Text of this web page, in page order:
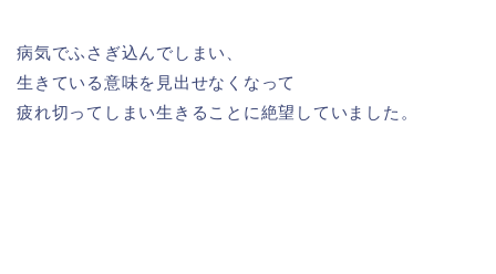
病気でふさぎ込んでしまい、
生きている意味を見出せなくなって
疲れ切ってしまい生きることに絶望していました。